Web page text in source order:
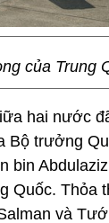
của Trung
hai nước
Bộ trưởng
bin
Quốc. Thỏa
và